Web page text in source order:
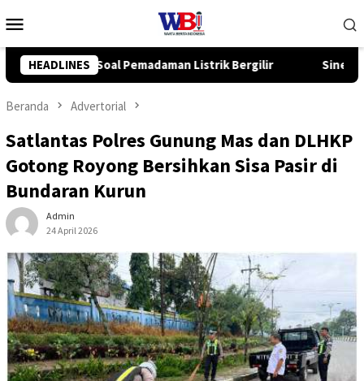
ke
Mobile
HEADLINES
Bergilir Sinergi Forkopimda, Pimpinan DPRD Balangan
Beranda Advertorial
Satlantas Polres Gunung Mas dan DLHKP
Gotong Royong Bersihkan Sisa Pasir di
Bundaran Kurun
Admin
24 April 2026